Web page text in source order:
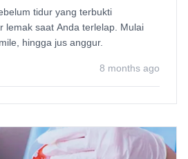
lemak saat Anda terlelap. Mulai
hingga jus anggur.
8 months ago